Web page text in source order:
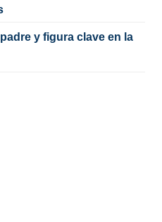
y figura clave en la